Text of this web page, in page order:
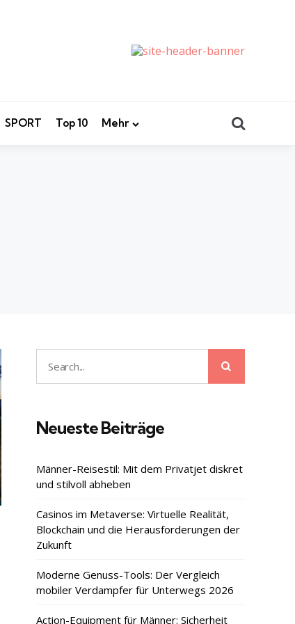
SPORT Top 10 Mehr
Search
for:
Neueste Beiträge
Männer-Reisestil: Mit dem Privatjet diskret
und stilvoll abheben
Casinos im Metaverse: Virtuelle Realität,
Blockchain und die Herausforderungen der
Zukunft
Moderne Genuss-Tools: Der Vergleich
mobiler Verdampfer für Unterwegs 2026
Action-Equipment für Männer: Sicherheit